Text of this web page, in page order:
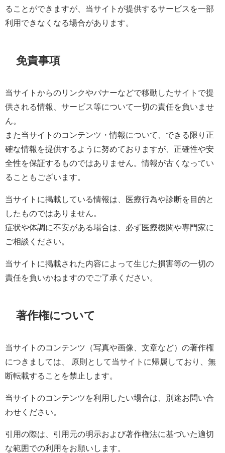
ることができますが、当サイトが提供するサービスを一部
利用できなくなる場合があります。
免責事項
当サイトからのリンクやバナーなどで移動したサイトで提
供される情報、サービス等について一切の責任を負いませ
ん。
また当サイトのコンテンツ・情報について、できる限り正
確な情報を提供するように努めておりますが、正確性や安
全性を保証するものではありません。情報が古くなってい
ることもございます。
当サイトに掲載している情報は、医療行為や診断を目的と
したものではありません。
症状や体調に不安がある場合は、必ず医療機関や専門家に
ご相談ください。
当サイトに掲載された内容によって生じた損害等の一切の
責任を負いかねますのでご了承ください。
著作権について
当サイトのコンテンツ（写真や画像、文章など）の著作権
につきましては、 原則として当サイトに帰属しており、無
断転載することを禁止します。
当サイトのコンテンツを利用したい場合は、別途お問い合
わせください。
引用の際は、引用元の明示および著作権法に基づいた適切
な範囲での利用をお願いします。